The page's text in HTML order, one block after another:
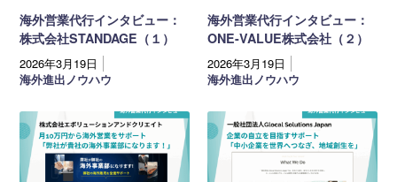
海外営業代行インタビュー：
株式会社STANDAGE（１）
2026年3月19日
海外進出ノウハウ
海外営業代行インタビュー：
ONE-VALUE株式会社（２）
2026年3月19日
海外進出ノウハウ